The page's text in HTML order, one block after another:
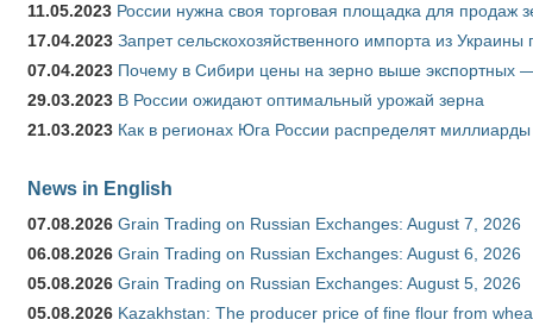
11.05.2023 России нужна своя торговая площадка для продаж
17.04.2023 Запрет сельскохозяйственного импорта из
07.04.2023 Почему в Сибири цены на зерно выше экспортных
29.03.2023 В России ожидают оптимальный урожай зерна
21.03.2023 Как в регионах Юга России распределят
News in English
07.08.2026 Grain Trading on Russian Exchanges: August 7, 2026
06.08.2026 Grain Trading on Russian Exchanges: August 6, 2026
05.08.2026 Grain Trading on Russian Exchanges: August 5, 2026
05.08.2026 Kazakhstan: The producer price of fine flour from